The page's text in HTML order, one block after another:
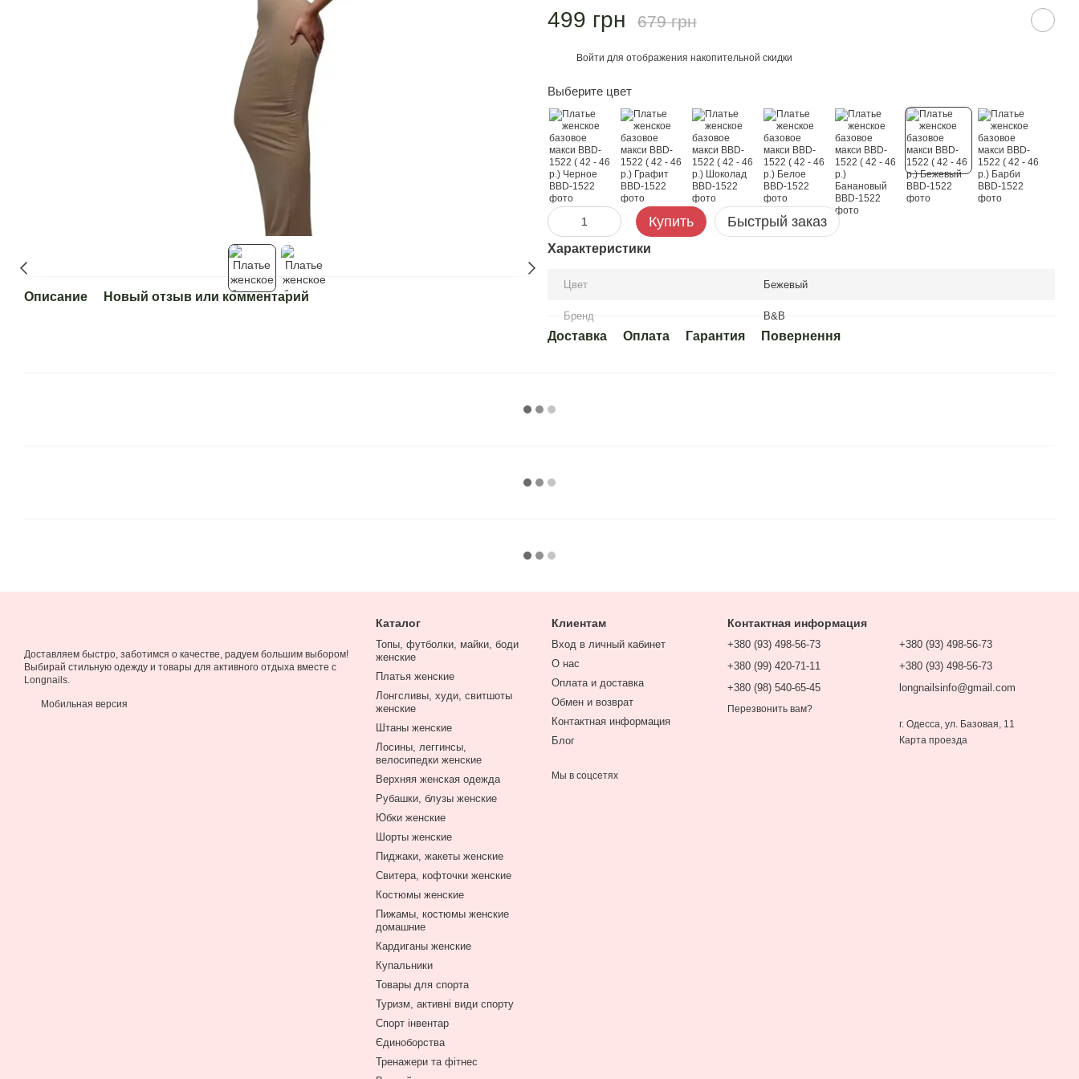
Описание Новый отзыв или комментарий
499 грн 679 грн
Войти для отображения накопительной скидки
Выберите цвет
Купить Быстрый заказ
Характеристики
Цвет Бежевый
Бренд B&B
Доставка Оплата Гарантия Повернення
Доставляем быстро, заботимся о качестве, радуем большим выбором!
Выбирай стильную одежду и товары для активного отдыха вместе с
Longnails.
Мобильная версия
Каталог
Топы, футболки, майки, боди
женские
Платья женские
Лонгсливы, худи, свитшоты
женские
Штаны женские
Лосины, леггинсы,
велосипедки женские
Верхняя женская одежда
Рубашки, блузы женские
Юбки женские
Шорты женские
Пиджаки, жакеты женские
Свитера, кофточки женские
Костюмы женские
Пижамы, костюмы женские
домашние
Кардиганы женские
Купальники
Товары для спорта
Туризм, активні види спорту
Спорт інвентар
Єдиноборства
Тренажери та фітнес
Клиентам
Вход в личный кабинет
О нас
Оплата и доставка
Обмен и возврат
Контактная информация
Блог
Мы в соцсетях
Контактная информация
+380 (93) 498-56-73
+380 (99) 420-71-11
+380 (98) 540-65-45
Перезвонить вам?
+380 (93) 498-56-73
+380 (93) 498-56-73
longnailsinfo@gmail.com
г. Одесса, ул. Базовая, 11
Карта проезда